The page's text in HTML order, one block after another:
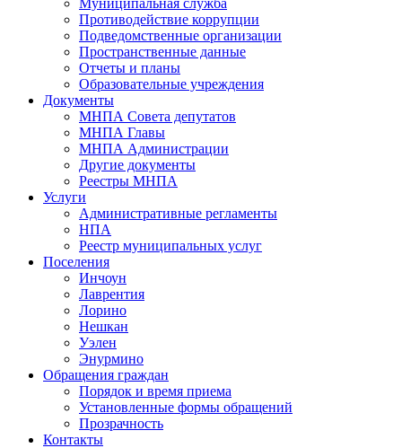
Муниципальная служба
Противодействие коррупции
Подведомственные организации
Пространственные данные
Отчеты и планы
Образовательные учреждения
Документы
МНПА Совета депутатов
МНПА Главы
МНПА Администрации
Другие документы
Реестры МНПА
Услуги
Административные регламенты
НПА
Реестр муниципальных услуг
Поселения
Инчоун
Лаврентия
Лорино
Нешкан
Уэлен
Энурмино
Обращения граждан
Порядок и время приема
Установленные формы обращений
Прозрачность
Контакты